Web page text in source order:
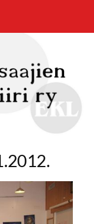
piiri